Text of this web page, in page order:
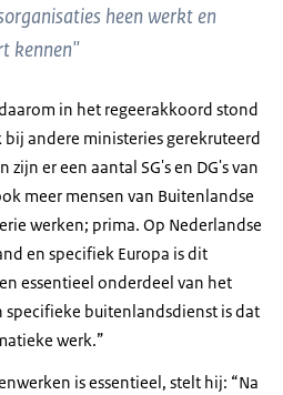
heen werkt en
kennen"
in het regeerakkoord stond
andere ministeries gerekruteerd
er een aantal SG's en DG's van
meer mensen van Buitenlandse
werken; prima. Op Nederlandse
en specifiek Europa is dit
essentieel onderdeel van het
specifieke buitenlandsdienst is dat
werk.”
is essentieel, stelt hij: “Na